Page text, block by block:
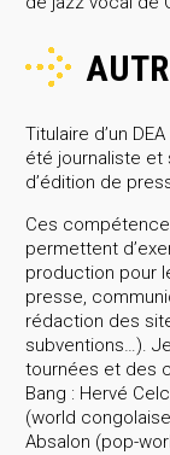
Titulaire d’un
été journaliste et
d’édition de
Ces
permettent
production pour
presse,
rédaction des
subventions…).
tournées et des
Bang : Hervé
(world
Absalon (pop-